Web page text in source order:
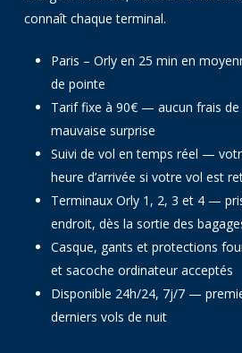
connaît chaque terminal.
Paris – Orly en 25 min en
de pointe
Tarif fixe à 90€ — aucun frais
mauvaise surprise
Suivi de vol en temps réel —
heure d’arrivée si votre vol est
Terminaux Orly 1, 2, 3 et 4 —
endroit, dès la sortie des
Casque, gants et protections
et sacoche ordinateur acceptés
Disponible 24h/24, 7j/7 —
derniers vols de nuit